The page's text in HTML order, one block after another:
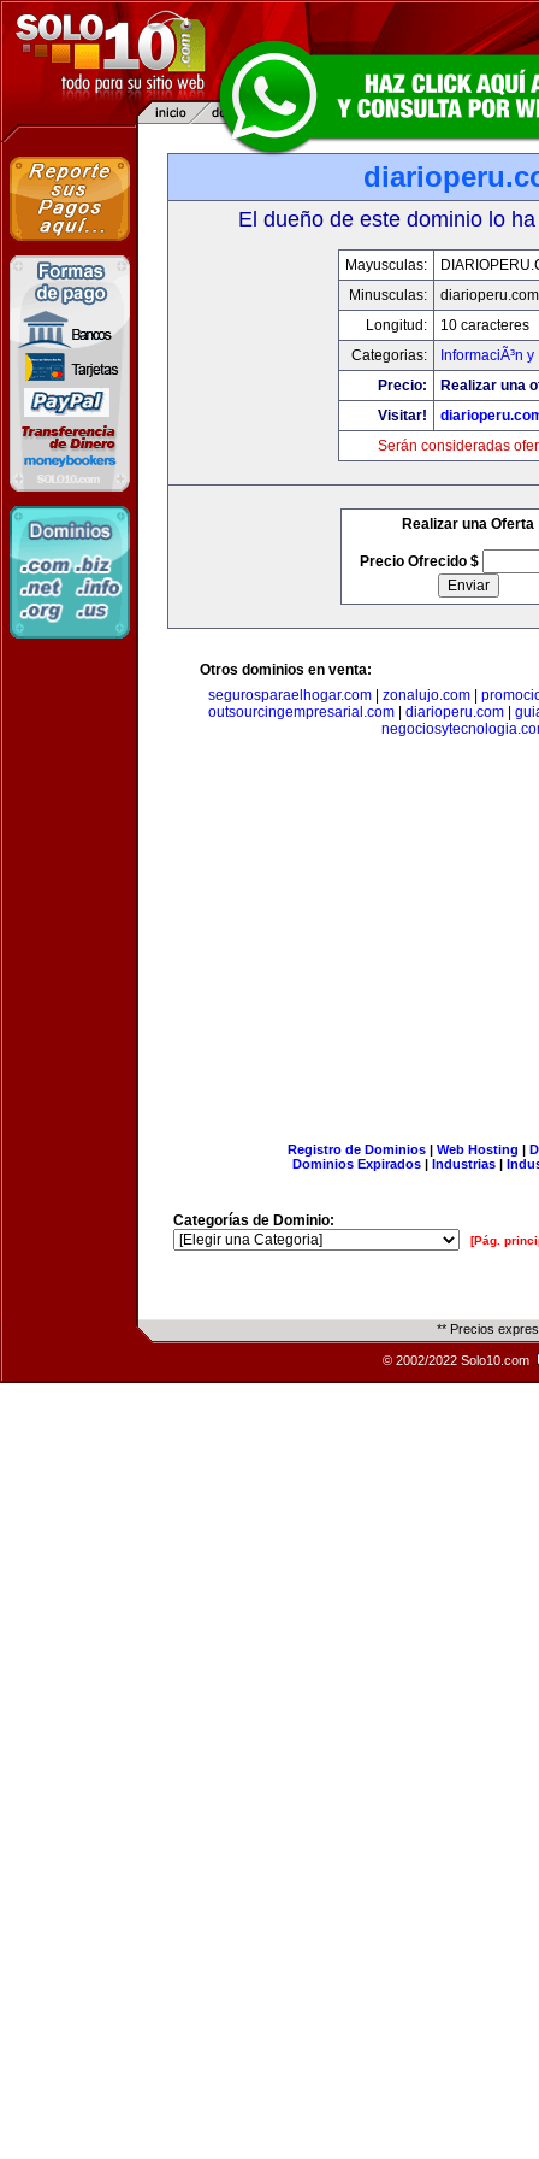
El dueño de este dominio lo
Mayusculas:
Minusculas:
diarioperu.com
Longitud:
10 caracteres
Categorias:
InformaciÃ³n
Precio:
Realizar una
Visitar!
Serán consideradas
Realizar una Oferta
Precio Ofrecido $
Otros dominios en venta:
segurosparaelhogar.com| zonalujo.com|
outsourcingempresarial.com| diarioperu.com|
Registro de Dominios| Web Hosting |
Dominios Expirados | Industrias |
Categorías de Dominio:
[Pág.
** Precios
© 2002/2022 Solo10.com